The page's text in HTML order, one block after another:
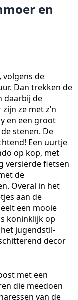
en
volgens de
Dan trekken de
daarbij de
ze met z’n
en een groot
stenen. De
Een uurtje
op kop, met
versierde fietsen
de
Overal in het
aan de
een mooie
koninklijk op
jugendstil-
decor
met een
die meedoen
van de